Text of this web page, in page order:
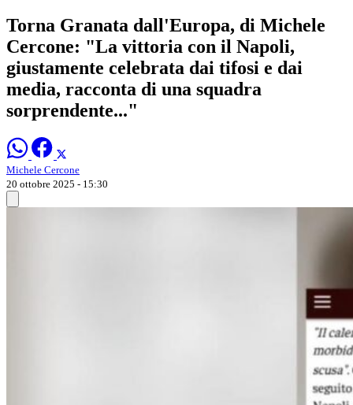
Torna Granata dall'Europa, di Michele
Cercone: "La vittoria con il Napoli,
giustamente celebrata dai tifosi e dai
media, racconta di una squadra
sorprendente..."
Michele Cercone
20 ottobre 2025 - 15:30